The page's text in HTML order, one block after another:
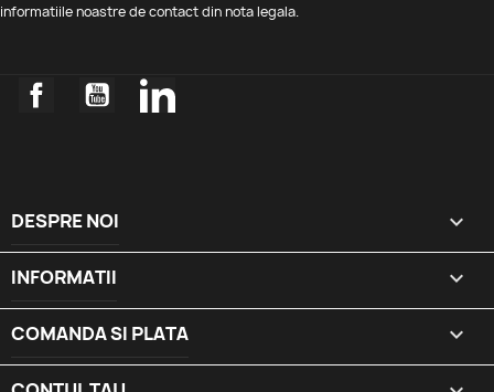
informatiile noastre de contact din nota legala.
FacebookYouTubeLinkedIn
DESPRE NOI 
INFORMATII 
COMANDA SI PLATA 